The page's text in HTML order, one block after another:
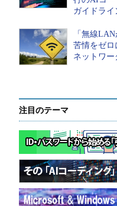
ガイドラ
「無線
苦情をゼ
ネットワー
注目のテーマ